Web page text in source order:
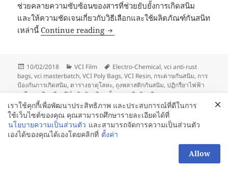
ช่วยคลายความซับซ้อนของสารที่ช่วยยับยั้งการเกิดสนิม
และให้ความชัดเจนเกี่ยวกับวิธีเลือกและใช้ผลิตภัณฑ์กันสนิท
เหล่านี้Continue reading ทำไมโลหะจึงเกิดสนิม#2
Posted
on
10/02/2018 Categories
VCI Film Tags
Electro-Chemical,vci anti-rust
bags,vci masterbatch,VCI Poly Bags,VCI Resin, กระดาษกันสนิม, การ
ป้องกันการเกิดสนิม, ตารางธาตุโลหะ, ถุงพลาสติกกันสนิม,ปฏิกรืยาไฟฟ้า
เคมี-การเกิดสนิม
,ฟิล์มกันกันสนิม
เม็ดพลาสติกกันสนิม
Leave a commenton ทำไมโลหะจึงเกิดสนิม#2
Proudly powered by WordPress
เราใช้คุกกี้เพื่อพัฒนาประสิทธิภาพ และประสบการณ์ที่ดีในการ
ใช้เว็บไซต์ของคุณ คุณสามารถศึกษารายละเอียดได้ที่
นโยบายความเป็นส่วนตัว และสามารถจัดการความเป็นส่วนตัว
เองได้ของคุณได้เองโดยคลิกที่ ตั้งค่า
Allow
OPEN